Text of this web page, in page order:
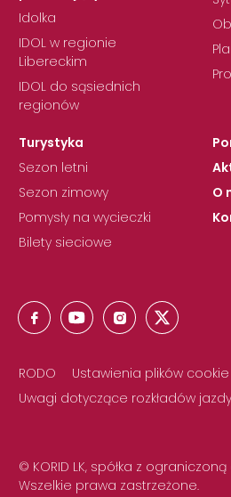
Idolka
IDOL w regionie
Libereckim
IDOL do sąsiednich
regionów
Turystyka
Sezon letni
Sezon zimowy
Pomysły na wycieczki
Bilety sieciowe
O
RODO
Ustawienia plików cookie
Uwagi dotyczące rozkładów jazdy
© KORID LK, spółka z
Wszelkie prawa zastrzeżone.